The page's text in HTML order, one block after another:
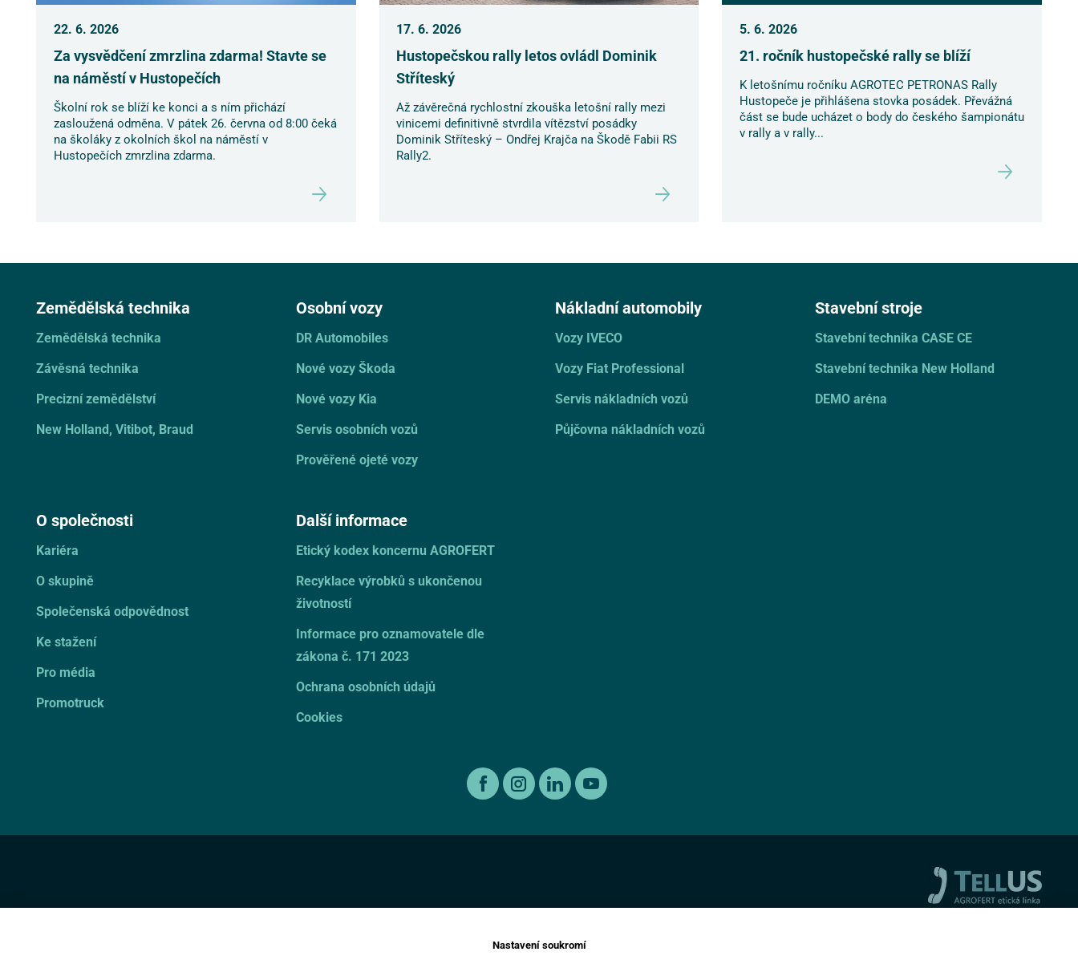
22. 6. 2026
Za vysvědčení zmrzlina zdarma! Stavte se
na náměstí v Hustopečích
Školní rok se blíží ke konci a s ním přichází
zasloužená odměna. V pátek 26. června od 8:00 čeká
na školáky z okolních škol na náměstí v
Hustopečích zmrzlina zdarma.
17. 6. 2026
Hustopečskou rally letos ovládl Dominik
Stříteský
Až závěrečná rychlostní zkouška letošní rally mezi
vinicemi definitivně stvrdila vítězství posádky
Dominik Stříteský – Ondřej Krajča na Škodě Fabii RS
Rally2.
5. 6. 2026
21. ročník hustopečské rally se blíží
K letošnímu ročníku AGROTEC PETRONAS Rally
Hustopeče je přihlášena stovka posádek. Převážná
část se bude ucházet o body do českého šampionátu
v rally a v rally...
Zemědělská technika
Zemědělská technika
Závěsná technika
Precizní zemědělství
New Holland, Vitibot, Braud
Osobní vozy
DR Automobiles
Nové vozy Škoda
Nové vozy Kia
Servis osobních vozů
Prověřené ojeté vozy
Nákladní automobily
Vozy IVECO
Vozy Fiat Professional
Servis nákladních vozů
Půjčovna nákladních vozů
Stavební stroje
Stavební technika CASE CE
Stavební technika New Holland
DEMO aréna
O společnosti
Kariéra
O skupině
Společenská odpovědnost
Ke stažení
Pro média
Promotruck
Další informace
Etický kodex koncernu AGROFERT
Recyklace výrobků s ukončenou
životností
Informace pro oznamovatele dle
zákona č. 171 2023
Ochrana osobních údajů
Cookies
Nastavení soukromí